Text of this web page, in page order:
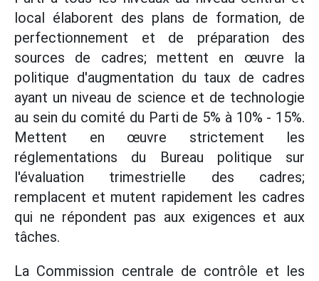
local élaborent des plans de formation, de
perfectionnement et de préparation des
sources de cadres; mettent en œuvre la
politique d'augmentation du taux de cadres
ayant un niveau de science et de technologie
au sein du comité du Parti de 5% à 10% - 15%.
Mettent en œuvre strictement les
réglementations du Bureau politique sur
l'évaluation trimestrielle des cadres;
remplacent et mutent rapidement les cadres
qui ne répondent pas aux exigences et aux
tâches.
La Commission centrale de contrôle et les